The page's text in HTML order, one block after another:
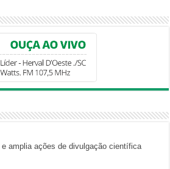
amplia ações de divulgação científica